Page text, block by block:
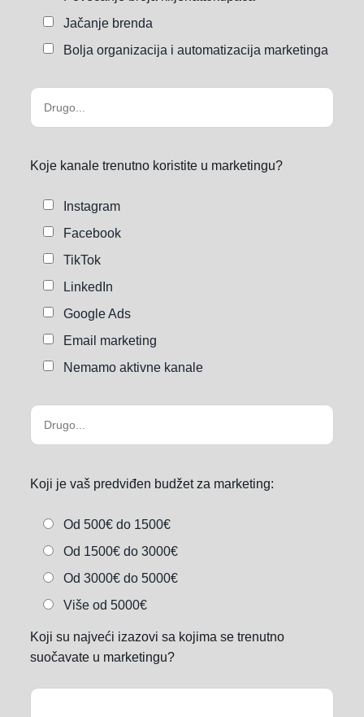
Jačanje brenda
Bolja organizacija i automatizacija marketinga
Koje kanale trenutno koristite u marketingu?
Instagram
Facebook
TikTok
LinkedIn
Google Ads
Email marketing
Nemamo aktivne kanale
Koji je vaš predviđen budžet za marketing:
Od 500€ do 1500€
Od 1500€ do 3000€
Od 3000€ do 5000€
Više od 5000€
Koji su najveći izazovi sa kojima se trenutno
suočavate u marketingu?